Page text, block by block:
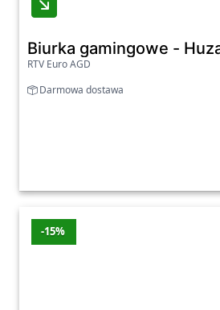
Biurka gamingowe -
RTV Euro AGD
Darmowa dostawa
-15%